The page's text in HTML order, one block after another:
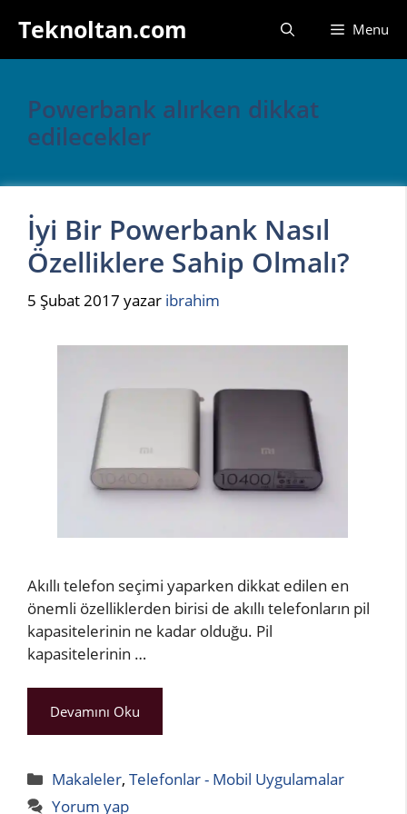
atlaTeknoltan.com Menu
Powerbank alırken dikkat
edilecekler
İyi Bir Powerbank Nasıl
Özelliklere Sahip Olmalı?
5 Şubat 2017 yazar ibrahim
Akıllı telefon seçimi yaparken dikkat edilen en
önemli özelliklerden birisi de akıllı telefonların pil
kapasitelerinin ne kadar olduğu. Pil
kapasitelerinin …
Devamını Oku
Kategoriler
Makaleler,Telefonlar - Mobil Uygulamalar
Yorum yap